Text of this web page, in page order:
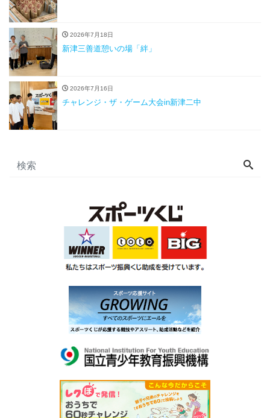
2026年7月18日
新津三善道憩いの場「絆」
2026年7月16日
チャレンジ・ザ・ゲーム大会in新津二中